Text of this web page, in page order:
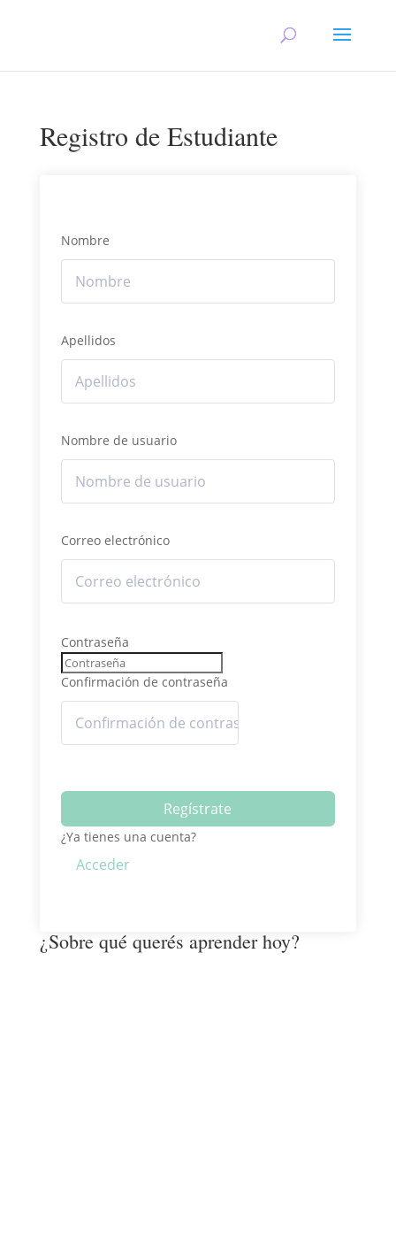
Registro de Estudiante
Nombre
Apellidos
Nombre de usuario
Correo electrónico
Contraseña
Confirmación de contraseña
Regístrate
¿Ya tienes una cuenta?
Acceder
¿Sobre qué querés aprender hoy?